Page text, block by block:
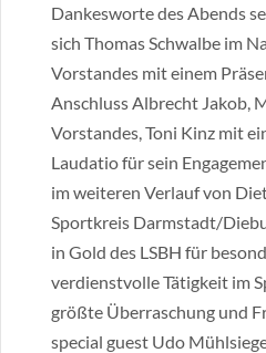
Dankesworte des Abends
sich Thomas Schwalbe im
Vorstandes mit einem
Anschluss Albrecht Jakob,
Vorstandes, Toni Kinz mit
Laudatio für sein
im weiteren Verlauf von
Sportkreis Darmstadt/
in Gold des LSBH für
verdienstvolle Tätigkeit im
größte Überraschung und
special guest Udo